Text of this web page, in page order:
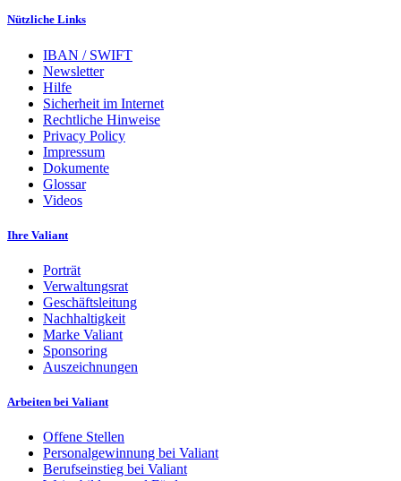
Nützliche Links
IBAN / SWIFT
Newsletter
Hilfe
Sicherheit im Internet
Rechtliche Hinweise
Privacy Policy
Impressum
Dokumente
Glossar
Videos
Ihre Valiant
Porträt
Verwaltungsrat
Geschäftsleitung
Nachhaltigkeit
Marke Valiant
Sponsoring
Auszeichnungen
Arbeiten bei Valiant
Offene Stellen
Personalgewinnung bei Valiant
Berufseinstieg bei Valiant